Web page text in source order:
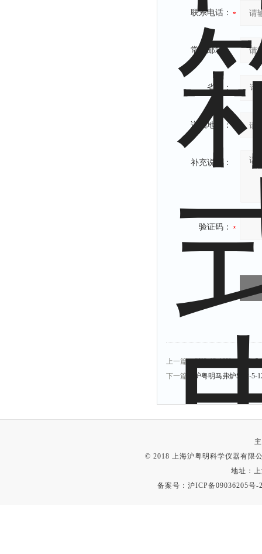
联系电话：
常用邮箱：
省份：
详细地址：
补充说明：
验证码：
上一篇：SX2-12-10N一体箱式
下一篇：
沪粤明马弗炉SX2-5-
© 2018 上海沪粤明科学仪器有限
地址：
备案号：沪ICP备09036205号-